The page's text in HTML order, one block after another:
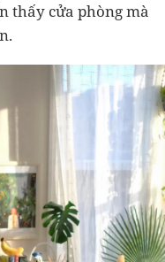
thấy cửa phòng mà